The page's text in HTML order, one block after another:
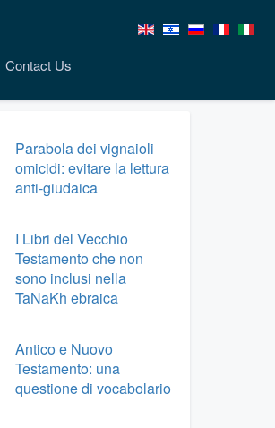
Contact Us
Parabola dei vignaioli
omicidi: evitare la lettura
anti-giudaica
I Libri del Vecchio
Testamento che non
sono inclusi nella
TaNaKh ebraica
Antico e Nuovo
Testamento: una
questione di vocabolario